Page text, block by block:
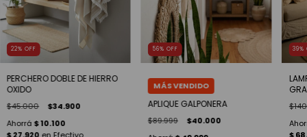
22% OFF
PERCHERO DOBLE DE HIERRO
OXIDO
$45.000 $34.900
56% OFF
APLIQUE GALPONERA
$89.999 $40.000
39%